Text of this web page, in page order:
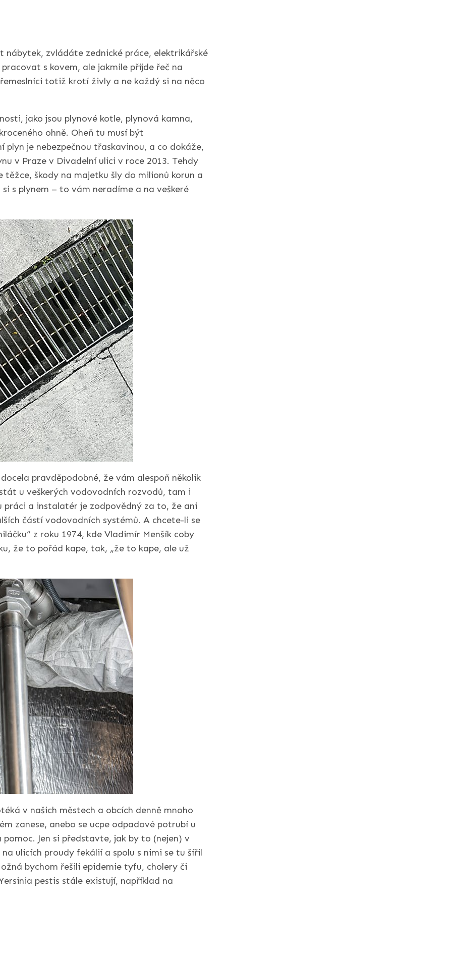
zvládáte zednické práce, elektrikářské
s kovem, ale jakmile přijde řeč na
totiž krotí živly a ne každý si na něco
jako jsou plynové kotle, plynová kamna,
ohně. Oheň tu musí být
je nebezpečnou třaskavinou, a co dokáže,
v Praze v Divadelní ulici v roce 2013. Tehdy
škody na majetku šly do milionů korun a
s plynem – to vám neradíme a na veškeré
pravděpodobné, že vám alespoň několik
u veškerých vodovodních rozvodů, tam i
práci a instalatér je zodpovědný za to, že ani
částí vodovodních systémů. A chcete-li se
z roku 1974, kde Vladimír Menšík coby
že to pořád kape, tak, „že to kape, ale už
v našich městech a obcích denně mnoho
zanese, anebo se ucpe odpadové potrubí u
Jen si představte, jak by to (nejen) v
ulicích proudy fekálií a spolu s nimi se tu šířil
bychom řešili epidemie tyfu, cholery či
pestis stále existují, například na